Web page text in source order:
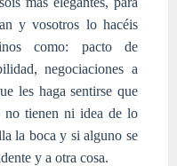
y vosotros lo hacéis
como: pacto de
negociaciones a
les haga sentirse que
no tienen ni idea de lo
la boca y si alguno se
y a otra cosa.